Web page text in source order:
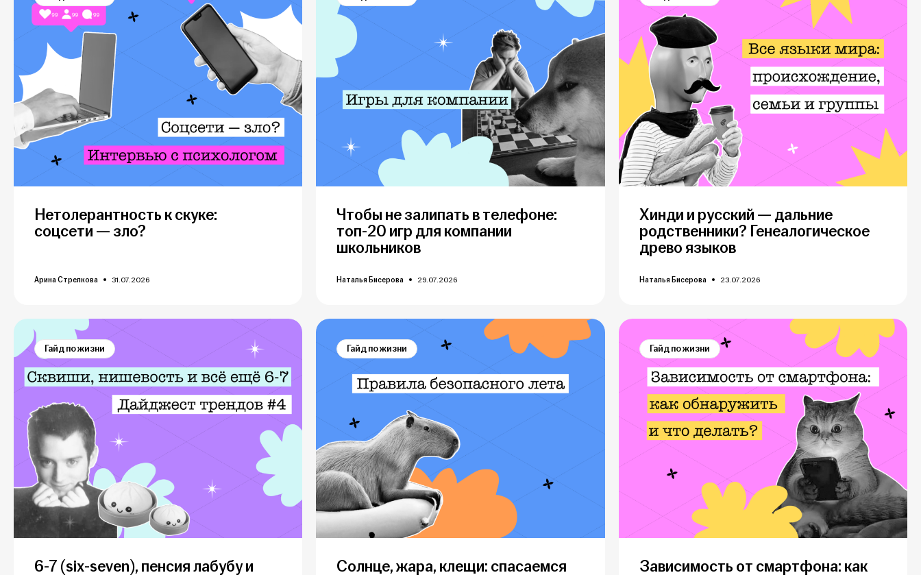
Нетолерантность к скуке:
соцсети — зло?
Арина Стрелкова 31.07.2026
Чтобы не залипать в телефоне:
топ-20 игр для компании
школьников
Наталья Бисерова 29.07.2026
Хинди и русский — дальние
родственники? Генеалогическое
древо языков
Наталья Бисерова 23.07.2026
Гайд по жизни
6-7 (six-seven), пенсия лабубу и
Гайд по жизни
Солнце, жара, клещи: спасаемся
Гайд по жизни
Зависимость от смартфона: как